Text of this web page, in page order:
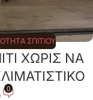
ΣΠΙΤΙΟΎ
ΧΩΡΙΣ ΝΑ
0